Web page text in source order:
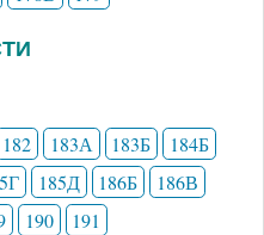
182 183А 183Б
184Б
185Д 186Б
186В
190 191